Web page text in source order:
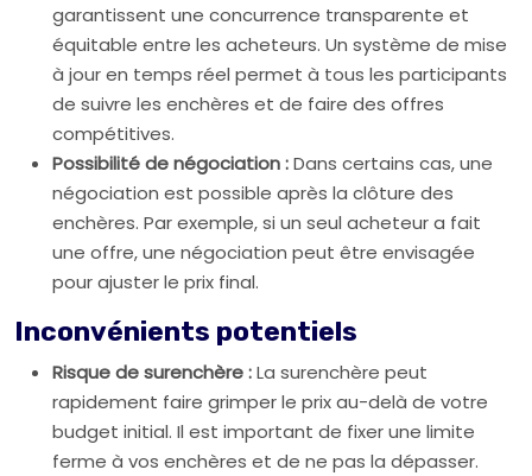
garantissent une concurrence transparente et
équitable entre les acheteurs. Un système de mise
à jour en temps réel permet à tous les participants
de suivre les enchères et de faire des offres
compétitives.
Possibilité de négociation :Dans certains cas, une
négociation est possible après la clôture des
enchères. Par exemple, si un seul acheteur a fait
une offre, une négociation peut être envisagée
pour ajuster le prix final.
Inconvénients potentiels
Risque de surenchère :La surenchère peut
rapidement faire grimper le prix au-delà de votre
budget initial. Il est important de fixer une limite
ferme à vos enchères et de ne pas la dépasser.